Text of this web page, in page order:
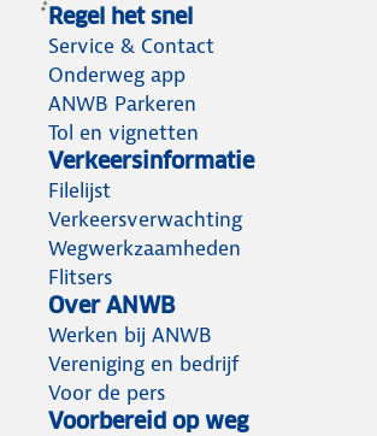
Regel het snel
Service & Contact
Onderweg app
ANWB Parkeren
Tol en vignetten
Verkeersinformatie
Filelijst
Verkeersverwachting
Wegwerkzaamheden
Flitsers
Over ANWB
Werken bij ANWB
Vereniging en bedrijf
Voor de pers
Voorbereid op weg